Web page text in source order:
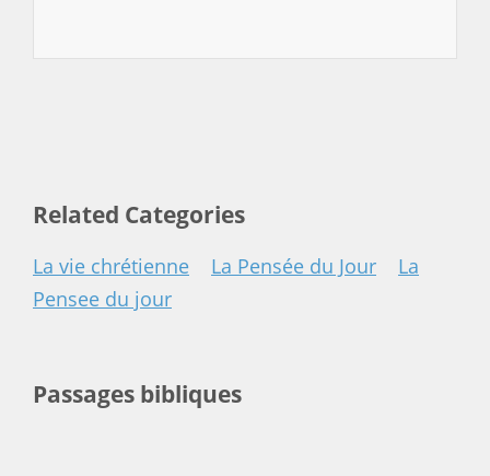
Related Categories
La vie chrétienne La Pensée du Jour
La
Pensee du jour
Passages bibliques